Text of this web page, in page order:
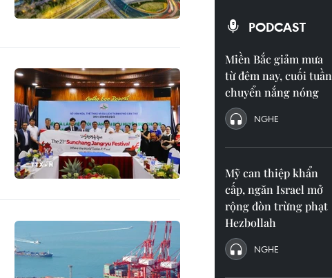
PODCAST
Miền Bắc giảm mưa
từ đêm nay, cuối tuần
chuyển nắng nóng
NGHE
Mỹ can thiệp khẩn
cấp, ngăn Israel mở
rộng đòn trừng phạt
Hezbollah
NGHE